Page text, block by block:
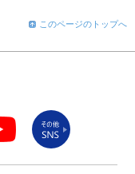
このページのトップへ